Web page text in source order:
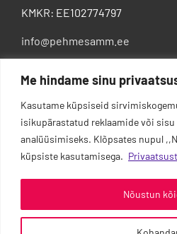
Me hindame sinu
Kasutame küpsiseid
isikupärastatud reklaamide või
analüüsimiseks. Klõpsates nupul
küpsiste kasutamisega.
Nõustun
KMKR: EE102774797
info@pehmesamm.ee